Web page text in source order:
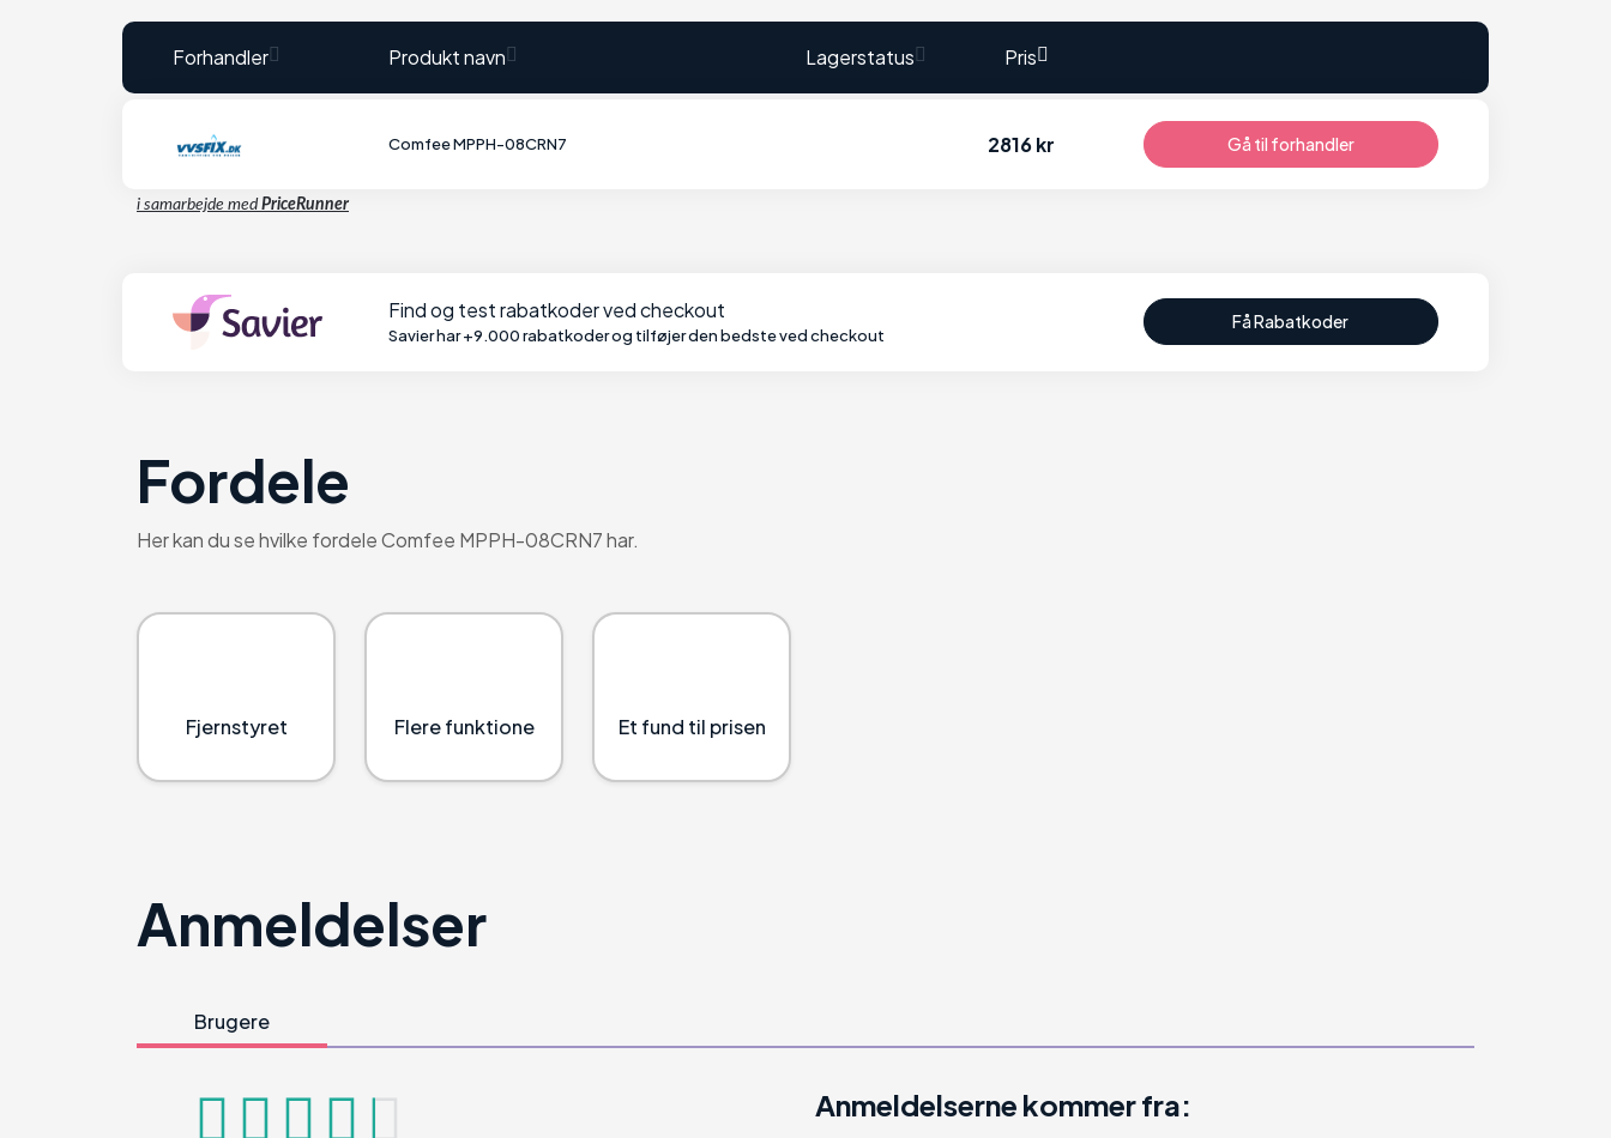
Forhandler Produkt navn Lagerstatus Pris
Comfee MPPH-08CRN7 2816 kr Gå til forhandler
i samarbejde med PriceRunner
Find og test rabatkoder ved checkout
Savier har +9.000 rabatkoder og tilføjer den bedste ved checkout
Få Rabatkoder
Fordele
Her kan du se hvilke fordele Comfee MPPH-08CRN7 har.
Fjernstyret Flere funktione Et fund til prisen
Anmeldelser
Brugere
Anmeldelserne kommer fra: